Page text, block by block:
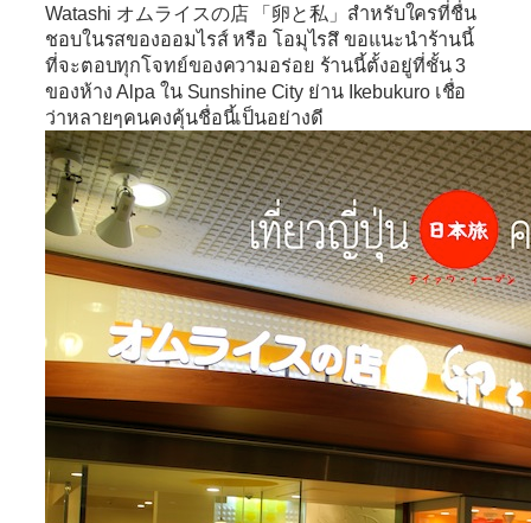
Watashi オムライスの店 「卵と私」 สำหรับใครที่ชื่น
ชอบในรสของออมไรส์ หรือ โอมุไรสึ ขอแนะนำร้านนี้
ที่จะตอบทุกโจทย์ของความอร่อย ร้านนี้ตั้งอยู่ที่ชั้น 3
ของห้าง Alpa ใน Sunshine City ย่าน Ikebukuro เชื่อ
ว่าหลายๆคนคงคุ้นชื่อนี้เป็นอย่างดี